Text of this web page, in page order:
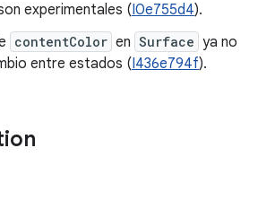
experimentales (I0e755d4).
contentColor en Surface ya no
entre estados (I436e794f).